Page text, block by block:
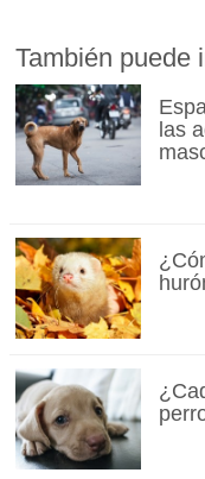
También puede
las